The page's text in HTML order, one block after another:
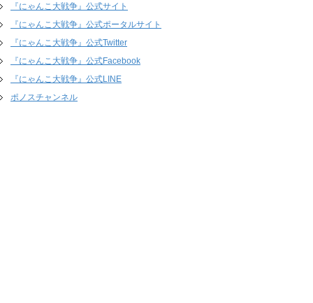
『にゃんこ大戦争』公式サイト
『にゃんこ大戦争』公式ポータルサイト
『にゃんこ大戦争』公式Twitter
『にゃんこ大戦争』公式Facebook
『にゃんこ大戦争』公式LINE
ポノスチャンネル